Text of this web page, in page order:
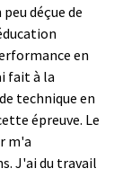
déçue de
en
fait à la
technique en
épreuve. Le
m'a
J'ai du travail